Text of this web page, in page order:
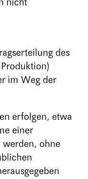
nicht
des
im Weg der
erfolgen, etwa
einer
werden, ohne